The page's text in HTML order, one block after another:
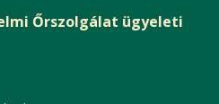
Őrszolgálat ügyeleti